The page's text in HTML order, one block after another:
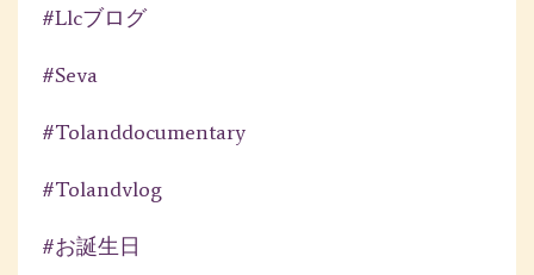
#llcブログ
#seva
#tolanddocumentary
#tolandvlog
#お誕生日